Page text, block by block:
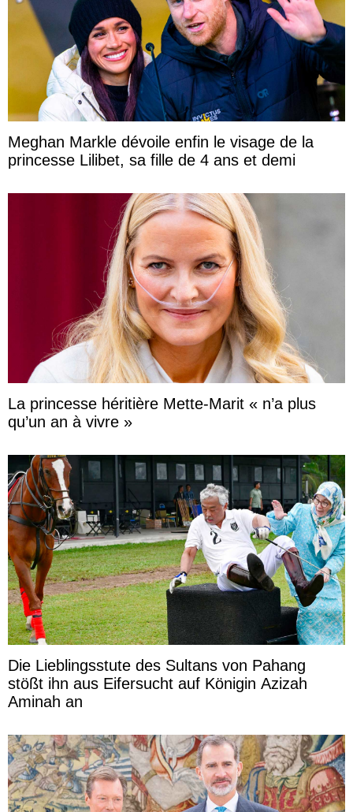
Meghan Markle dévoile enfin le visage de la
princesse Lilibet, sa fille de 4 ans et demi
La princesse héritière Mette-Marit « n’a plus
qu’un an à vivre »
Die Lieblingsstute des Sultans von Pahang
stößt ihn aus Eifersucht auf Königin Azizah
Aminah an